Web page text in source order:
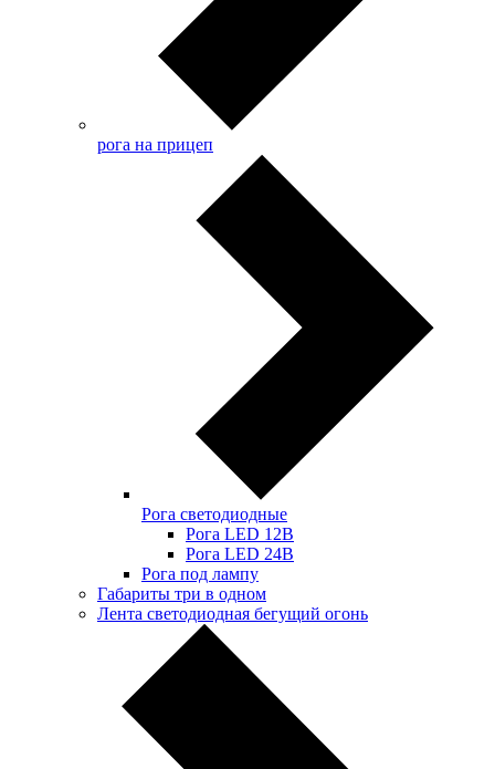
рога на прицеп
Рога светодиодные
Рога LED 12В
Рога LED 24В
Рога под лампу
Габариты три в одном
Лента светодиодная бегущий огонь